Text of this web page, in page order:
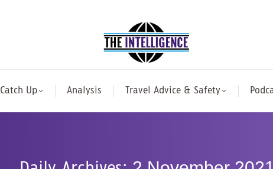
Catch Up Analysis Travel Advice & Safety